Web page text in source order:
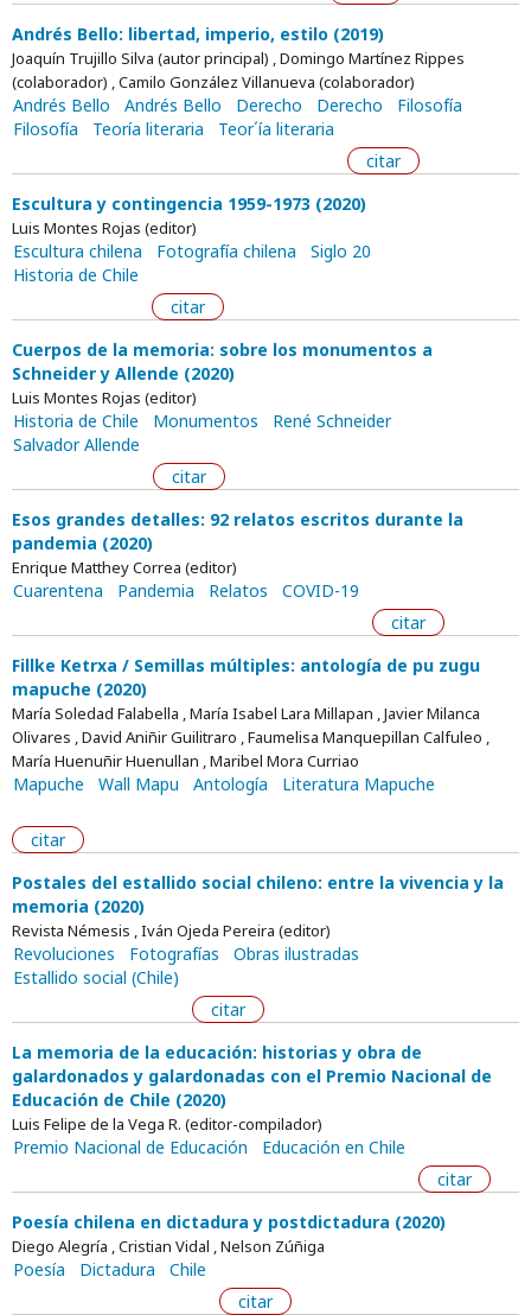
Andrés Bello: libertad, imperio, estilo (2019)
Joaquín Trujillo Silva (autor principal) , Domingo Martínez Rippes
(colaborador) , Camilo González Villanueva (colaborador)
Andrés Bello Andrés Bello Derecho Derecho
Filosofía
Filosofía
Teoría literaria
Teor´ía literaria
citar
Escultura y contingencia 1959-1973 (2020)
Luis Montes Rojas (editor)
Escultura chilena Fotografía chilena
Siglo 20
Historia de Chile
citar
Cuerpos de la memoria: sobre los monumentos a
Schneider y Allende (2020)
Luis Montes Rojas (editor)
Historia de Chile Monumentos
René Schneider
Salvador Allende
citar
Esos grandes detalles: 92 relatos escritos durante la
pandemia (2020)
Enrique Matthey Correa (editor)
Cuarentena Pandemia Relatos
COVID-19
citar
Fillke Ketrxa / Semillas múltiples: antología de pu zugu
mapuche (2020)
María Soledad Falabella , María Isabel Lara Millapan , Javier Milanca
Olivares , David Aniñir Guilitraro , Faumelisa Manquepillan Calfuleo ,
María Huenuñir Huenullan , Maribel Mora Curriao
Mapuche Wall Mapu Antología Literatura Mapuche
citar
Postales del estallido social chileno: entre la vivencia y la
memoria (2020)
Revista Némesis , Iván Ojeda Pereira (editor)
Revoluciones Fotografías
Obras ilustradas
Estallido social (Chile)
citar
La memoria de la educación: historias y obra de
galardonados y galardonadas con el Premio Nacional de
Educación de Chile (2020)
Luis Felipe de la Vega R. (editor-compilador)
Premio Nacional de Educación
Educación en Chile
citar
Poesía chilena en dictadura y postdictadura (2020)
Diego Alegría , Cristian Vidal , Nelson Zúñiga
Poesía Dictadura
Chile
citar